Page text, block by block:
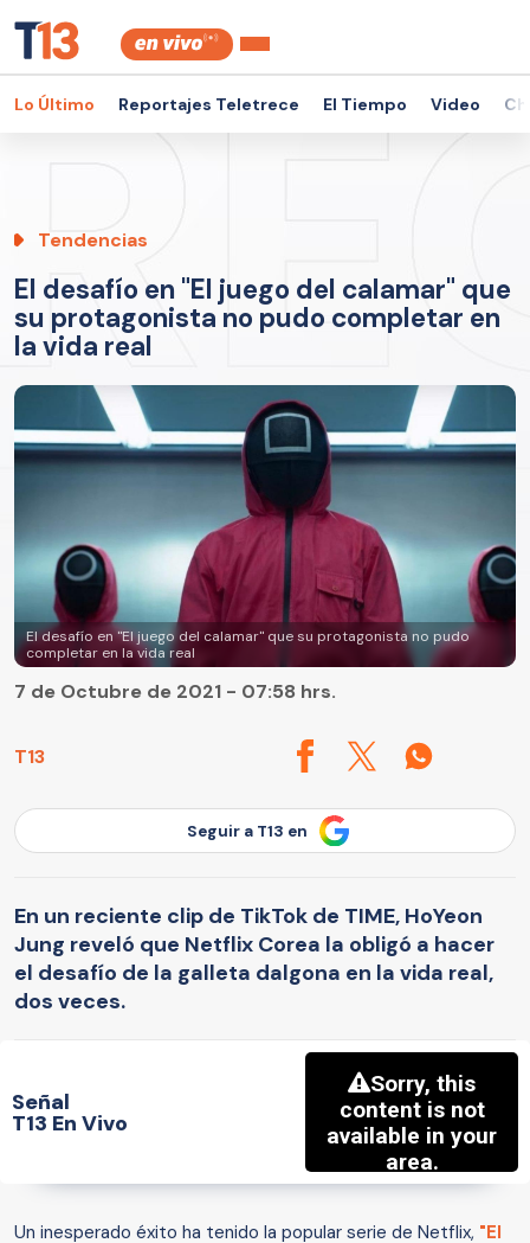
Lo Último Reportajes Teletrece El Tiempo Video
Tendencias
El desafío en "El juego del calamar" que
su protagonista no pudo completar en
la vida real
El desafío en "El juego del calamar" que su protagonista no pudo
completar en la vida real
T13
7 de Octubre de 2021 - 07:58 hrs.
Seguir a T13 en
En un reciente clip de TikTok de TIME, HoYeon
Jung reveló que Netflix Corea la obligó a hacer
el desafío de la galleta dalgona en la vida real,
dos veces.
Señal
T13 En Vivo
Un inesperado éxito ha tenido la popular serie de Netflix, "El